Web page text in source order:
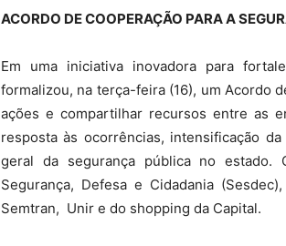
ACORDO DE COOPERAÇÃO PARA A
Em uma iniciativa inovadora para
formalizou, na terça-feira (16), um Acordo
ações e compartilhar recursos entre as
resposta às ocorrências, intensificação
geral da segurança pública no estado.
Segurança, Defesa e Cidadania
Semtran, Unir e do shopping da Capital.